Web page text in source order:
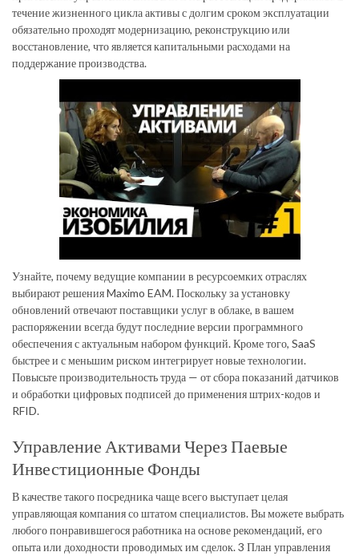
течение жизненного цикла активы с долгим сроком эксплуатации
обязательно проходят модернизацию, реконструкцию или
восстановление, что является капитальными расходами на
поддержание производства.
Узнайте, почему ведущие компании в ресурсоемких отраслях
выбирают решения Maximo EAM. Поскольку за установку
обновлений отвечают поставщики услуг в облаке, в вашем
распоряжении всегда будут последние версии программного
обеспечения с актуальным набором функций. Кроме того, SaaS
быстрее и с меньшим риском интегрирует новые технологии.
Повысьте производительность труда — от сбора показаний датчиков
и обработки цифровых подписей до применения штрих-кодов и
RFID.
Управление Активами Через Паевые
Инвестиционные Фонды
В качестве такого посредника чаще всего выступает целая
управляющая компания со штатом специалистов. Вы можете выбрать
любого понравившегося работника на основе рекомендаций, его
опыта или доходности проводимых им сделок. 3 План управления